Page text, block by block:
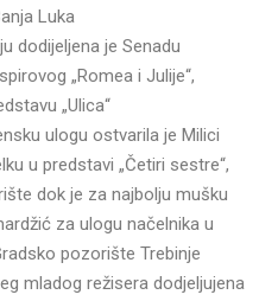
Luka
dodijeljena je Senadu
„Romea i Julije“,
„Ulica“
ulogu ostvarila je Milici
u predstavi „Četiri sestre“,
dok je za najbolju mušku
za ulogu načelnika u
pozorište Trebinje
mladog režisera dodjeljujena